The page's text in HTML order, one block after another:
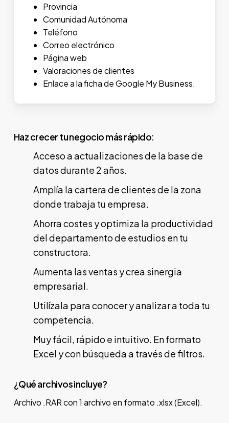
Provincia
Comunidad Autónoma
Teléfono
Correo electrónico
Página web
Valoraciones de clientes
Enlace a la ficha de Google My Business.
Haz crecer tu negocio más rápido:
Acceso a actualizaciones de la base de
datos durante 2 años.
Amplía la cartera de clientes de la zona
donde trabaja tu empresa.
Ahorra costes y optimiza la productividad
del departamento de estudios en tu
constructora.
Aumenta las ventas y crea sinergia
empresarial.
Utilízala para conocer y analizar a toda tu
competencia.
Muy fácil, rápido e intuitivo. En formato
Excel y con búsqueda a través de filtros.
¿Qué archivos incluye?
Archivo .RAR con 1 archivo en formato .xlsx (Excel).